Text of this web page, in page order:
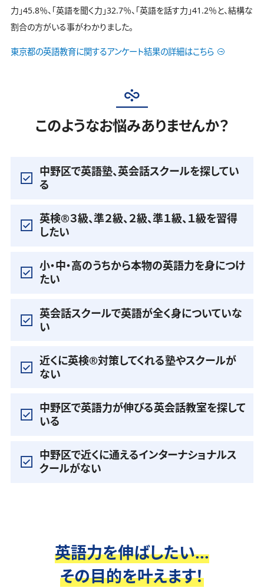
力」45.8％、「英語を聞く力」32.7％、「英語を話す力」41.2％と、結構な
割合の方がいる事がわかりました。
東京都の英語教育に関するアンケート結果の詳細はこちら
このようなお悩みありませんか？
中野区で英語塾、英会話スクールを探してい
る
英検®️３級、準２級、２級、準１級、１級を習得
したい
小・中・高のうちから本物の英語力を身につけ
たい
英会話スクールで英語が全く身についていな
い
近くに英検®️対策してくれる塾やスクールが
ない
中野区で英語力が伸びる英会話教室を探して
いる
中野区で近くに通えるインターナショナルス
クールがない
英語力を伸ばしたい...
その目的を叶えます！